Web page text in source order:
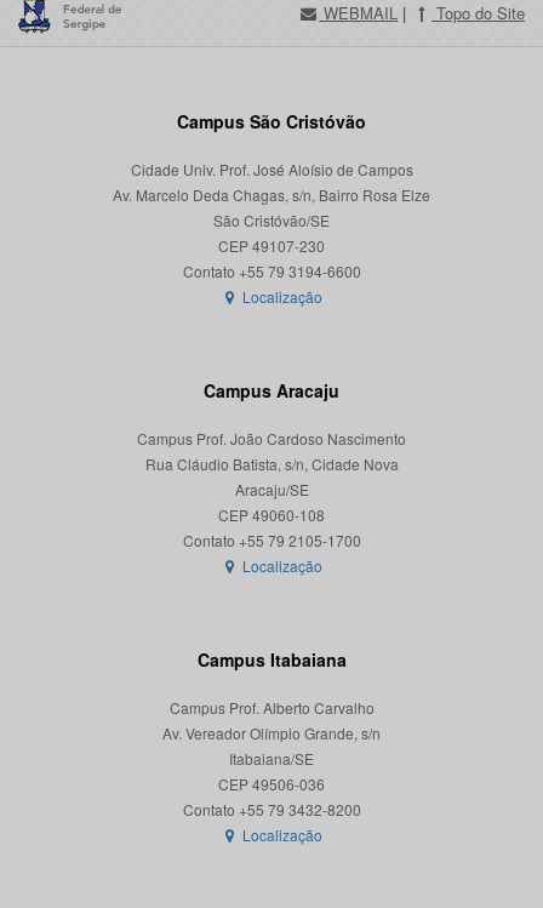
WEBMAIL | Topo do Site
Campus São Cristóvão
Cidade Univ. Prof. José Aloísio de Campos
Av. Marcelo Deda Chagas, s/n, Bairro Rosa Elze
São Cristóvão/SE
CEP 49107-230
Localização
Campus Aracaju
Campus Prof. João Cardoso Nascimento
Rua Cláudio Batista, s/n, Cidade Nova
Aracaju/SE
CEP 49060-108
Localização
Campus Itabaiana
Campus Prof. Alberto Carvalho
Av. Vereador Olímpio Grande, s/n
Itabaiana/SE
CEP 49506-036
Localização